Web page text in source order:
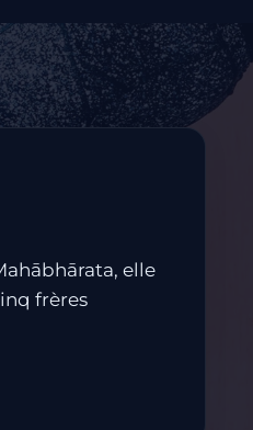
elle
frères